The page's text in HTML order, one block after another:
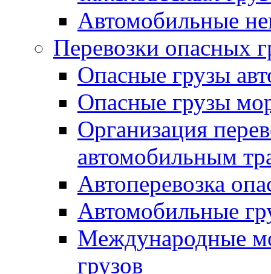
Автомобильные
Перевозки опасных
Опасные грузы
Опасные грузы
Организация
автомобильным
Автоперевозка
Автомобильные
Международные
грузов